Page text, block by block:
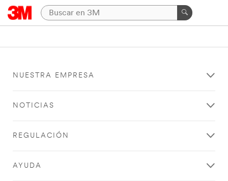
NUESTRA EMPRESA
NOTICIAS
REGULACIÓN
AYUDA